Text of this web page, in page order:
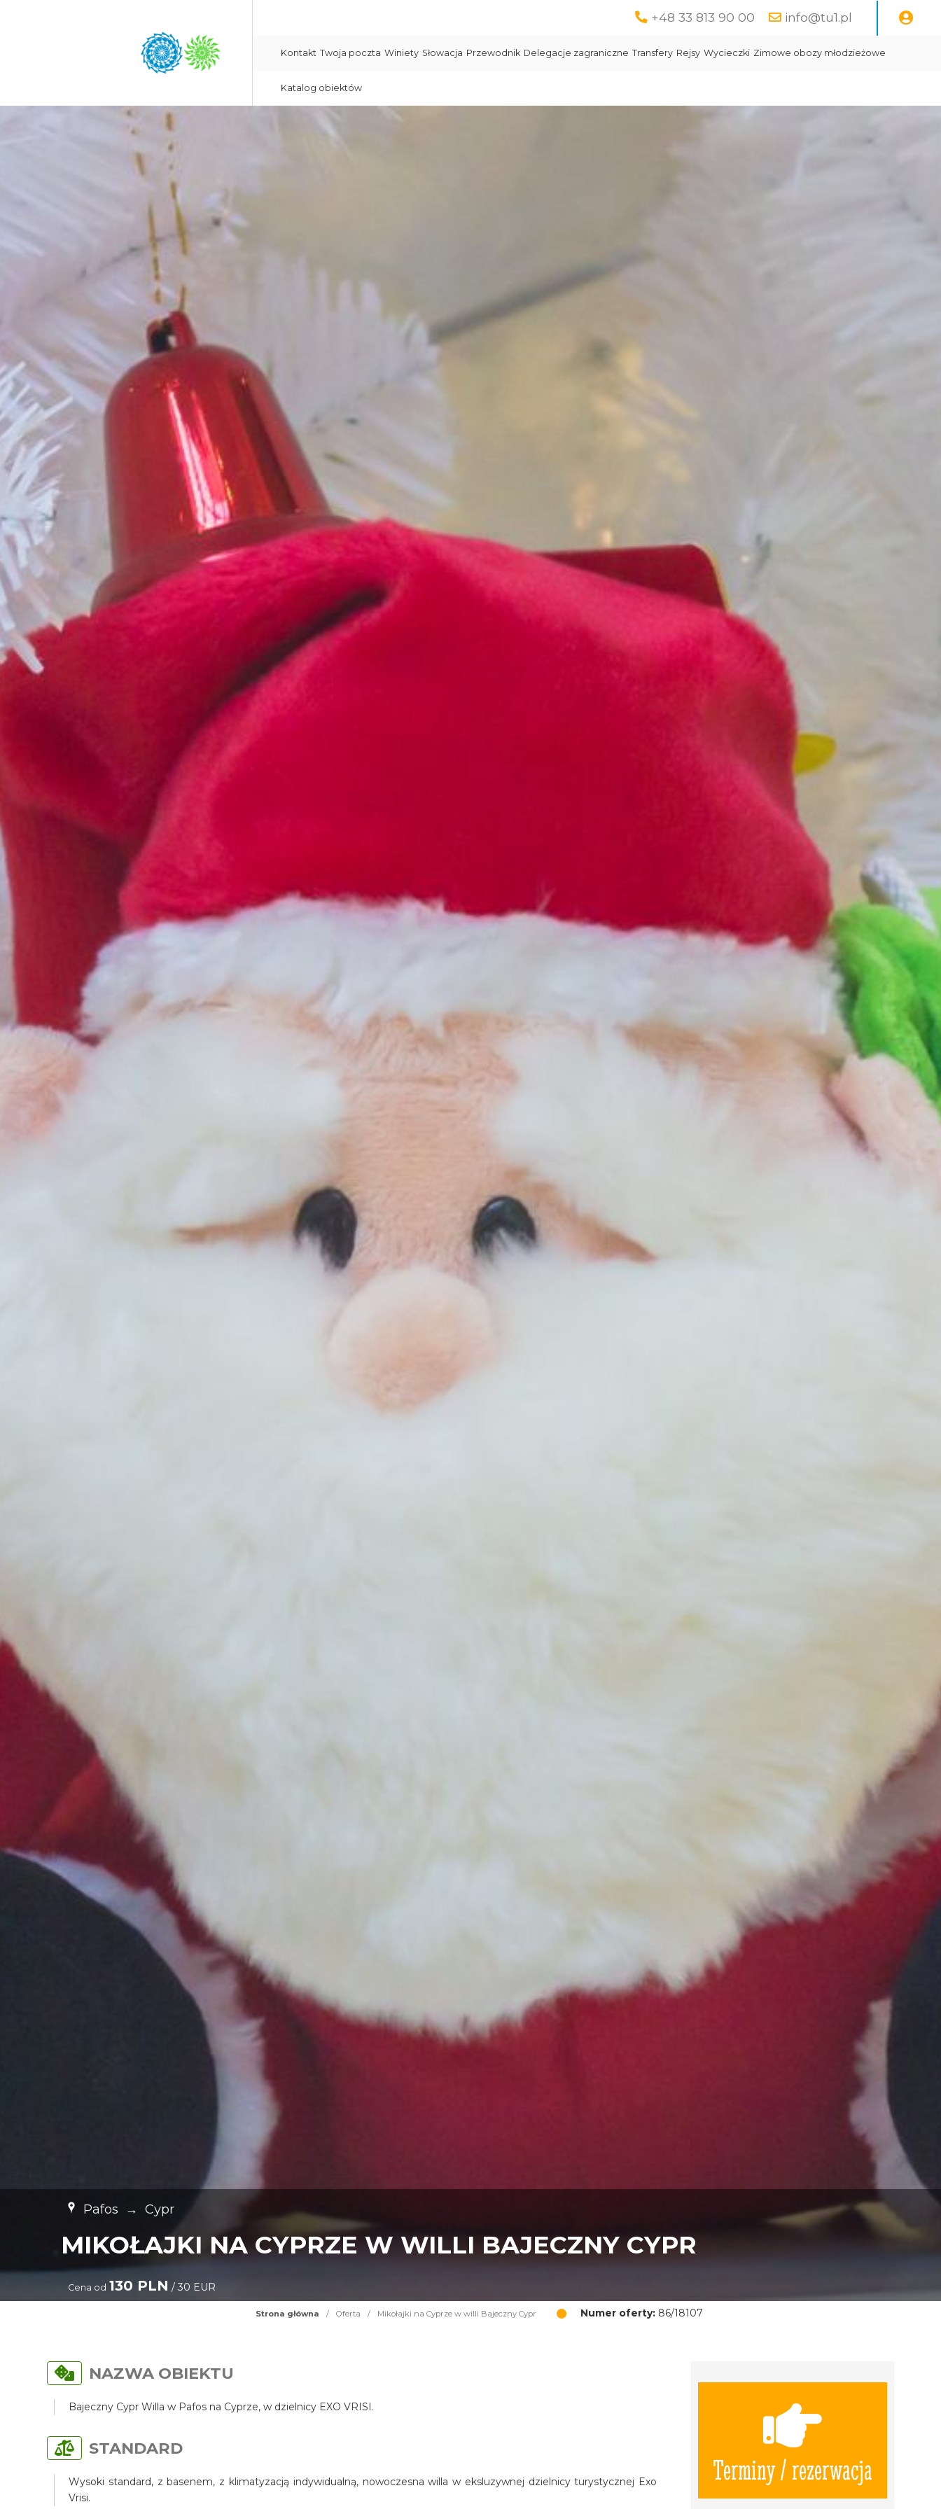
+48 33 813 90 00 info@tu1.pl
Kontakt Twoja poczta Winiety Słowacja Przewodnik Delegacje zagraniczne Transfery Rejsy Wycieczki Zimowe obozy młodzieżowe
Katalog obiektów
Pafos → Cypr
MIKOŁAJKI NA CYPRZE W WILLI BAJECZNY CYPR
Cena od 130 PLN / 30 EUR
Strona główna / Oferta / Mikołajki na Cyprze w willi Bajeczny Cypr Numer oferty: 86/18107
Terminy / rezerwacja
NAZWA OBIEKTU
Bajeczny Cypr Willa w Pafos na Cyprze, w dzielnicy EXO VRISI.
STANDARD
Wysoki standard, z basenem, z klimatyzacją indywidualną, nowoczesna willa w eksluzywnej dzielnicy turystycznej Exo
Vrisi.